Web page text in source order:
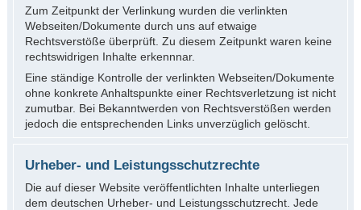
Zum Zeitpunkt der Verlinkung wurden die verlinkten
Webseiten/Dokumente durch uns auf etwaige
Rechtsverstöße überprüft. Zu diesem Zeitpunkt waren keine
rechtswidrigen Inhalte erkennnar.
Eine ständige Kontrolle der verlinkten Webseiten/Dokumente
ohne konkrete Anhaltspunkte einer Rechtsverletzung ist nicht
zumutbar. Bei Bekanntwerden von Rechtsverstößen werden
jedoch die entsprechenden Links unverzüglich gelöscht.
Urheber- und Leistungsschutzrechte
Die auf dieser Website veröffentlichten Inhalte unterliegen
dem deutschen Urheber- und Leistungsschutzrecht. Jede